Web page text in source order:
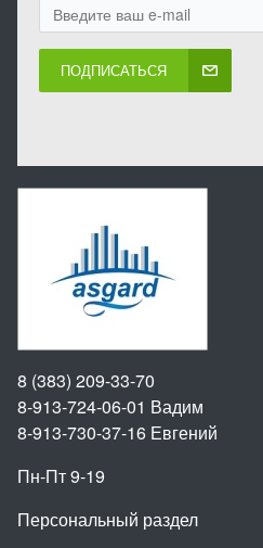
ПОДПИСАТЬСЯ
8 (383) 209-33-70
8-913-724-06-01 Вадим
8-913-730-37-16 Евгений
Пн-Пт 9-19
Персональный раздел